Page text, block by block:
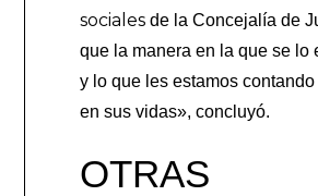
sociales de la Concejalía de
que la manera en la que se lo
y lo que les estamos
en sus vidas», concluyó.
OTRAS